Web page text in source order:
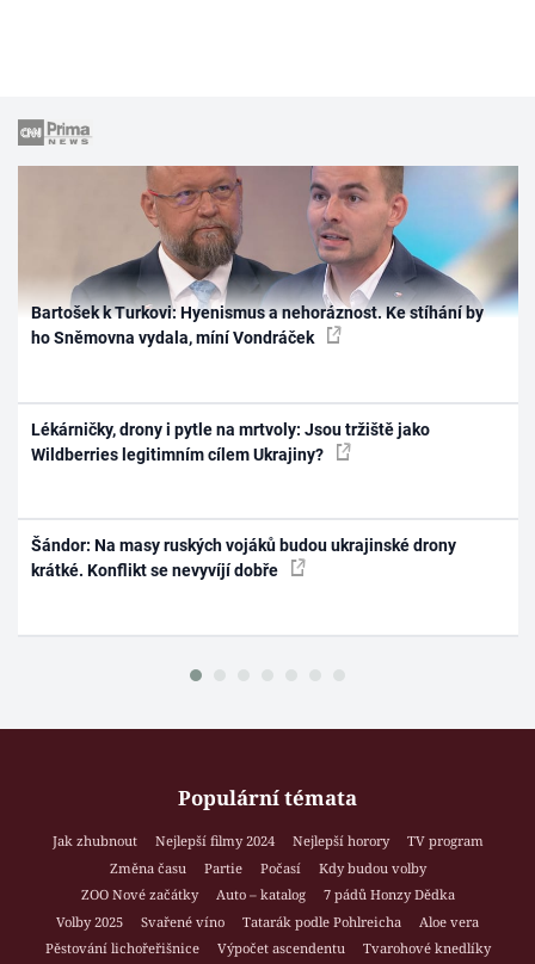
Bartošek k Turkovi: Hyenismus a nehoráznost. Ke stíhání by
ho Sněmovna vydala, míní Vondráček
Lékárničky, drony i pytle na mrtvoly: Jsou tržiště jako
Wildberries legitimním cílem Ukrajiny?
Šándor: Na masy ruských vojáků budou ukrajinské drony
krátké. Konflikt se nevyvíjí dobře
Populární témata
Jak zhubnout Nejlepší filmy 2024 Nejlepší horory
TV program
Změna času
Partie Počasí
Kdy budou volby
ZOO Nové začátky
Auto – katalog
7 pádů Honzy Dědka
Volby 2025
Svařené víno Tatarák podle Pohlreicha
Aloe vera
Pěstování lichořeřišnice
Výpočet ascendentu
Tvarohové knedlíky